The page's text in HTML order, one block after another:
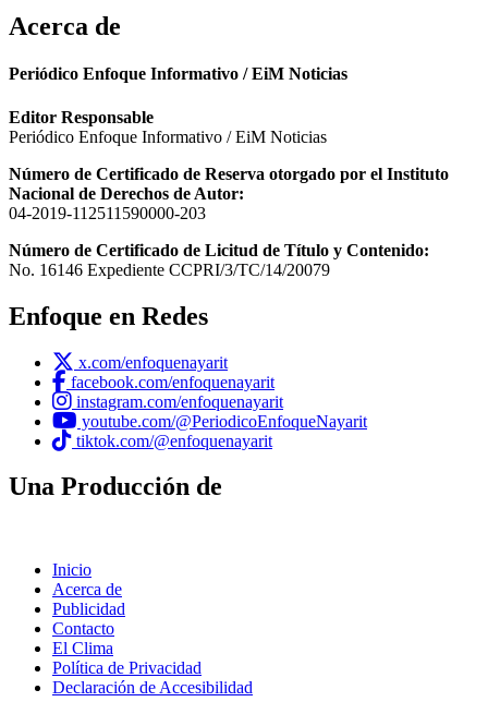
Acerca de
Periódico Enfoque Informativo / EiM Noticias
Editor Responsable
Periódico Enfoque Informativo / EiM Noticias
Número de Certificado de Reserva otorgado por el Instituto
Nacional de Derechos de Autor:
04-2019-112511590000-203
Número de Certificado de Licitud de Título y Contenido:
No. 16146 Expediente CCPRI/3/TC/14/20079
Enfoque en Redes
x.com/enfoquenayarit
facebook.com/enfoquenayarit
instagram.com/enfoquenayarit
youtube.com/@PeriodicoEnfoqueNayarit
tiktok.com/@enfoquenayarit
Una Producción de
Inicio
Acerca de
Publicidad
Contacto
El Clima
Política de Privacidad
Declaración de Accesibilidad